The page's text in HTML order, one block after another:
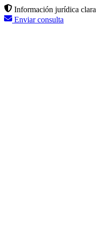
Información jurídica clara
Enviar consulta